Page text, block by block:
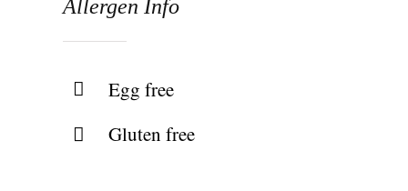
Allergen Info
Egg free
Gluten free